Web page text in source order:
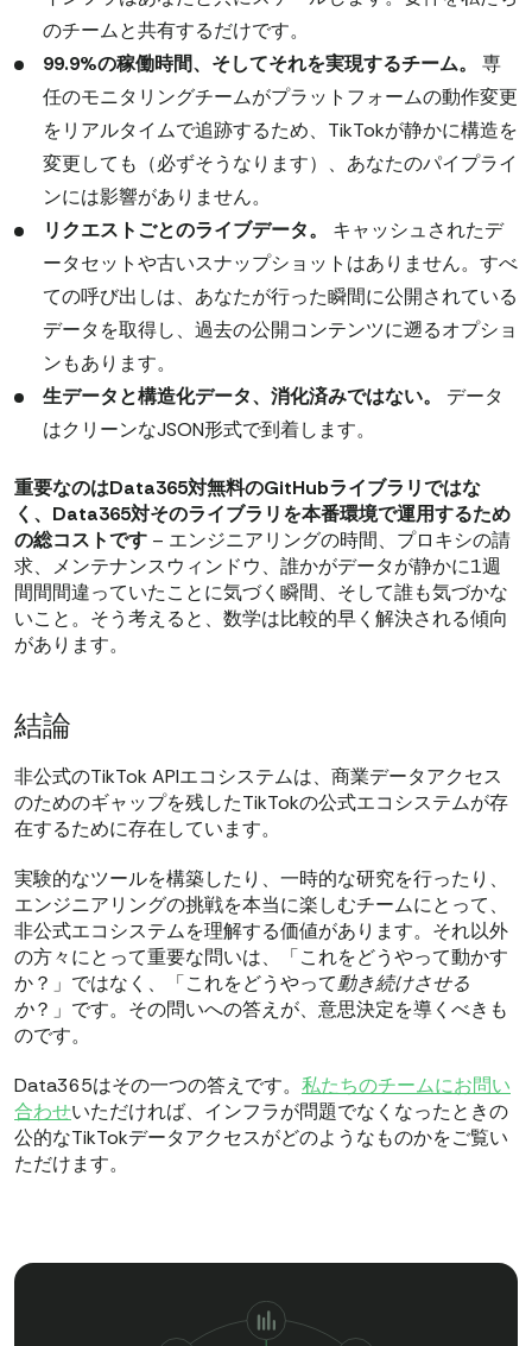
のチームと共有するだけです。
99.9%の稼働時間、そしてそれを実現するチーム。
専
任のモニタリングチームがプラットフォームの動作変更
をリアルタイムで追跡するため、TikTokが静かに構造を
変更しても（必ずそうなります）、あなたのパイプライ
ンには影響がありません。
リクエストごとのライブデータ。
キャッシュされたデ
ータセットや古いスナップショットはありません。すべ
ての呼び出しは、あなたが行った瞬間に公開されている
データを取得し、過去の公開コンテンツに遡るオプショ
ンもあります。
生データと構造化データ、消化済みではない。
データ
はクリーンなJSON形式で到着します。
重要なのはData365対無料のGitHubライブラリではな
く、Data365対そのライブラリを本番環境で運用するため
の総コストです – エンジニアリングの時間、プロキシの請
求、メンテナンスウィンドウ、誰かがデータが静かに1週
間間間違っていたことに気づく瞬間、そして誰も気づかな
いこと。そう考えると、数学は比較的早く解決される傾向
があります。
結論
非公式のTikTok APIエコシステムは、商業データアクセス
のためのギャップを残したTikTokの公式エコシステムが存
在するために存在しています。
実験的なツールを構築したり、一時的な研究を行ったり、
エンジニアリングの挑戦を本当に楽しむチームにとって、
非公式エコシステムを理解する価値があります。それ以外
の方々にとって重要な問いは、「これをどうやって動かす
か？」ではなく、「これをどうやって動き続けさせる
か？」です。その問いへの答えが、意思決定を導くべきも
のです。
Data365はその一つの答えです。 私たちのチームにお問い
合わせいただければ、インフラが問題でなくなったときの
公的なTikTokデータアクセスがどのようなものかをご覧い
ただけます。